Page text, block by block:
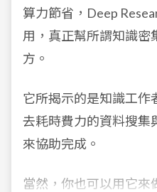
算力節省，Deep
用，真正幫所謂知識密
方。
它所揭示的是知識工作
去耗時費力的資料搜集
來協助完成。
當然，你也可以用它來